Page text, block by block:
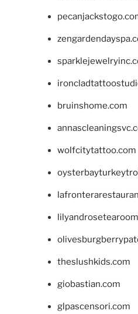
bruinshome.com
wolfcitytattoo.com
theslushkids.com
giobastian.com
glpascensori.com